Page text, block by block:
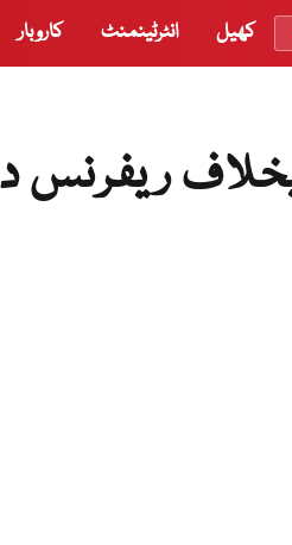
کھیل انٹرٹینمنٹ کاروبار
ریفرنس